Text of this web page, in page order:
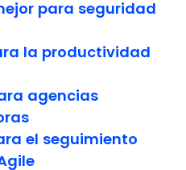
para seguridad
la productividad
agencias
el seguimiento